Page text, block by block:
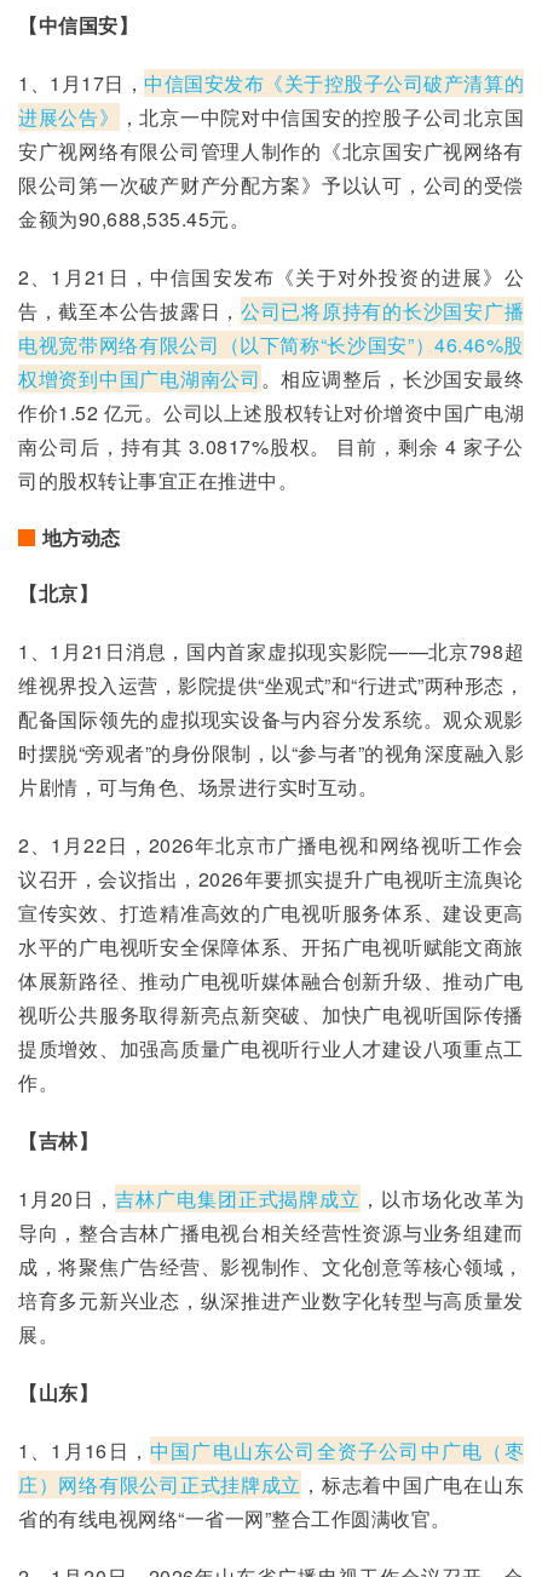
【中信国安】
1、1月17日，中信国安发布《关于控股子公司破产清算的
进展公告》
，北京一中院对中信国安的控股子公司北京国
安广视网络有限公司管理人制作的《北京国安广视网络有
限公司第一次破产财产分配方案》予以认可，公司的受偿
金额为90,688,535.45元。
2、1月21日，中信国安发布《关于对外投资的进展》公
告，截至本公告披露日，公司已将原持有的长沙国安广播
电视宽带网络有限公司（以下简称“长沙国安”）46.46%股
权增资到中国广电湖南公司。相应调整后，长沙国安最终
作价1.52 亿元。公司以上述股权转让对价增资中国广电湖
南公司后，持有其 3.0817%股权。 目前，剩余 4 家子公
司的股权转让事宜正在推进中。
地方动态
【北京】
1、1月21日消息，国内首家虚拟现实影院——北京798超
维视界投入运营，影院提供“坐观式”和“行进式”两种形态，
配备国际领先的虚拟现实设备与内容分发系统。观众观影
时摆脱“旁观者”的身份限制，以“参与者”的视角深度融入影
片剧情，可与角色、场景进行实时互动。
2、1月22日，2026年北京市广播电视和网络视听工作会
议召开，会议指出，2026年要抓实提升广电视听主流舆论
宣传实效、打造精准高效的广电视听服务体系、建设更高
水平的广电视听安全保障体系、开拓广电视听赋能文商旅
体展新路径、推动广电视听媒体融合创新升级、推动广电
视听公共服务取得新亮点新突破、加快广电视听国际传播
提质增效、加强高质量广电视听行业人才建设八项重点工
作。
【吉林】
1月20日，吉林广电集团正式揭牌成立 ，以市场化改革为
导向，整合吉林广播电视台相关经营性资源与业务组建而
成，将聚焦广告经营、影视制作、文化创意等核心领域，
培育多元新兴业态，纵深推进产业数字化转型与高质量发
展。
【山东】
1、1月16日， 中国广电山东公司全资子公司中广电（枣
庄）网络有限公司正式挂牌成立 ，标志着中国广电在山东
省的有线电视网络“一省一网”整合工作圆满收官。